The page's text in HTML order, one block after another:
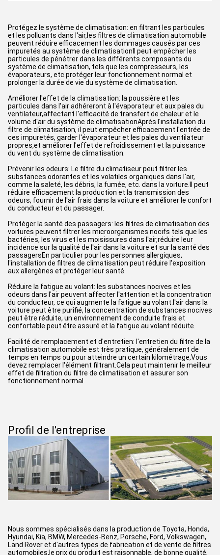
Protégez le système de climatisation: en filtrant les particules
et les polluants dans l'air,les filtres de climatisation automobile
peuvent réduire efficacement les dommages causés par ces
impuretés au système de climatisationIl peut empêcher les
particules de pénétrer dans les différents composants du
système de climatisation, tels que les compresseurs, les
évaporateurs, etc.protéger leur fonctionnement normal et
prolonger la durée de vie du système de climatisation.
Améliorer l'effet de la climatisation: la poussière et les
particules dans l'air adhéreront à l'évaporateur et aux pales du
ventilateur,affectant l'efficacité de transfert de chaleur et le
volume d'air du système de climatisationAprès l'installation du
filtre de climatisation, il peut empêcher efficacement l'entrée de
ces impuretés, garder l'évaporateur et les pales du ventilateur
propres,et améliorer l'effet de refroidissement et la puissance
du vent du système de climatisation.
Prévenir les odeurs: Le filtre du climatiseur peut filtrer les
substances odorantes et les volatiles organiques dans l'air,
comme la saleté, les débris, la fumée, etc. dans la voiture.Il peut
réduire efficacement la production et la transmission des
odeurs, fournir de l'air frais dans la voiture et améliorer le confort
du conducteur et du passager.
Protéger la santé des passagers: les filtres de climatisation des
voitures peuvent filtrer les microorganismes nocifs tels que les
bactéries, les virus et les moisissures dans l'air,réduire leur
incidence sur la qualité de l'air dans la voiture et sur la santé des
passagersEn particulier pour les personnes allergiques,
l'installation de filtres de climatisation peut réduire l'exposition
aux allergènes et protéger leur santé.
Réduire la fatigue au volant: les substances nocives et les
odeurs dans l'air peuvent affecter l'attention et la concentration
du conducteur, ce qui augmente la fatigue au volant.l'air dans la
voiture peut être purifié, la concentration de substances nocives
peut être réduite, un environnement de conduite frais et
confortable peut être assuré et la fatigue au volant réduite.
Facilité de remplacement et d'entretien: l'entretien du filtre de la
climatisation automobile est très pratique, généralement de
temps en temps ou pour atteindre un certain kilométrage,Vous
devez remplacer l'élément filtrant.Cela peut maintenir le meilleur
effet de filtration du filtre de climatisation et assurer son
fonctionnement normal.
Profil de l'entreprise
Nous sommes spécialisés dans la production de Toyota, Honda,
Hyundai, Kia, BMW, Mercedes-Benz, Porsche, Ford, Volkswagen,
Land Rover et d'autres types de fabrication et de vente de filtres
automobiles,le prix du produit est raisonnable, de bonne qualité,